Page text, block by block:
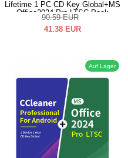
Lifetime 1 PC CD Key Global+MS
Office2024 Pro LTSC Pack
90.59 EUR
41.38 EUR
Auf Lager